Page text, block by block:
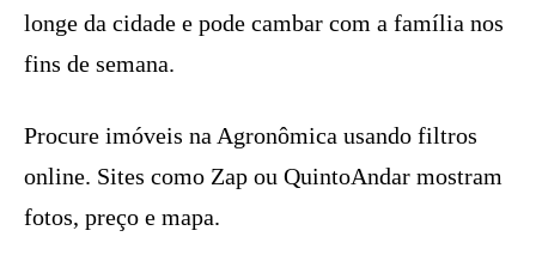
longe da cidade e pode cambar com a família nos
fins de semana.
Procure imóveis na Agronômica usando filtros
online. Sites como Zap ou QuintoAndar mostram
fotos, preço e mapa.